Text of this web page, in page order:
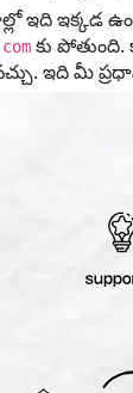
ఇది ఇక్కడ
కు
ఇది మీ